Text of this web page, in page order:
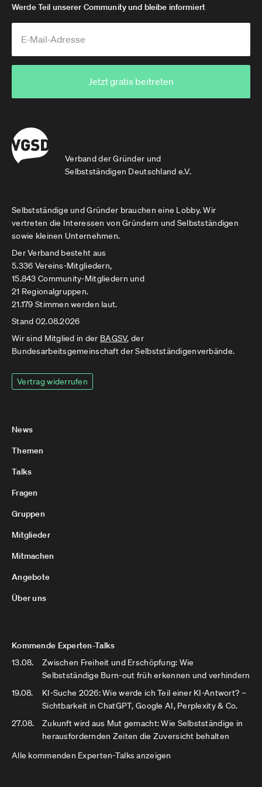
Verband der Gründer und
Selbstständigen Deutschland e.V.
Werde Teil unserer Community und bleibe informiert
Jetzt gratis beitreten
Selbstständige und Gründer brauchen eine Lobby. Wir
vertreten die Interessen von Gründern und Selbstständigen
sowie kleinen Unternehmen.
Der Verband besteht aus
5.336 Vereins-Mitgliedern,
15.843 Community-Mitgliedern und
21 Regionalgruppen.
21.179 Stimmen werden laut.
Stand 02.08.2026
Wir sind Mitglied in der BAGSV, der
Bundesarbeitsgemeinschaft der Selbstständigenverbände.
Vertrag widerrufen
News
Themen
Talks
Fragen
Gruppen
Mitglieder
Mitmachen
Angebote
Über uns
Kommende Experten-Talks
13.08.
Zwischen Freiheit und Erschöpfung: Wie
Selbstständige Burn-out früh erkennen und verhindern
19.08.
KI-Suche 2026: Wie werde ich Teil einer KI-Antwort? –
Sichtbarkeit in ChatGPT, Google AI, Perplexity & Co.
27.08.
Zukunft wird aus Mut gemacht: Wie Selbstständige in
herausfordernden Zeiten die Zuversicht behalten
Alle kommenden Experten-Talks anzeigen